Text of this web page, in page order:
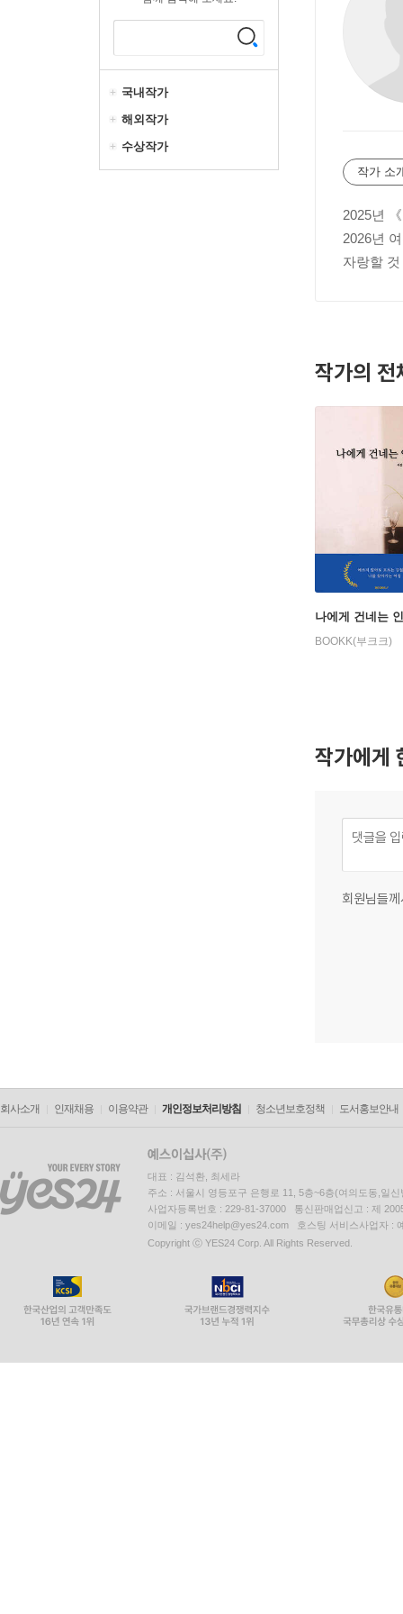
국내작가
해외작가
수상작가
작가 소
2025년
2026년
자랑할
작가의 전
나에게 건네는
BOOKK(부크크)
작가에게
회원님들
회사소개 인재채용 이용약관 개인정보처리방침 청소년보호정책 도서홍보안내
대표 : 김석환, 최세라
주소 : 서울시 영등포구 은행로 11, 5층~6층(여의도동,일신
사업자등록번호 : 229-81-37000 통신판매업신고 : 제
이메일 : yes24help@yes24.com 호스팅 서비스사업자 :
Copyright ⓒ YES24 Corp. All Rights Reserved.